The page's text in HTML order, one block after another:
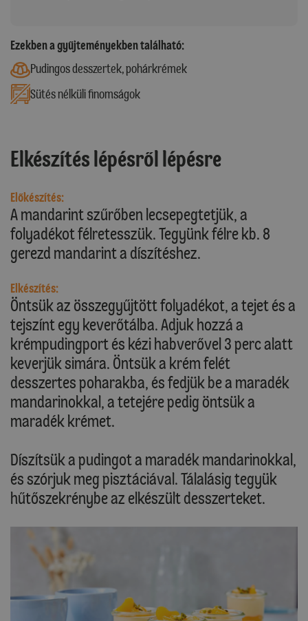
Ezekben a gyűjteményekben található:
Pudingos desszertek, pohárkrémek
Sütés nélküli finomságok
Elkészítés lépésről lépésre
Előkészítés:
A mandarint szűrőben lecsepegtetjük, a
folyadékot félretesszük. Tegyünk félre kb. 8
gerezd mandarint a díszítéshez.
Elkészítés:
Öntsük az összegyűjtött folyadékot, a tejet és a
tejszínt egy keverőtálba. Adjuk hozzá a
krémpudingport és kézi habverővel 3 perc alatt
keverjük simára. Öntsük a krém felét
desszertes poharakba, és fedjük be a maradék
mandarinokkal, a tetejére pedig öntsük a
maradék krémet.
Díszítsük a pudingot a maradék mandarinokkal,
és szórjuk meg pisztáciával. Tálalásig tegyük
hűtőszekrénybe az elkészült desszerteket.